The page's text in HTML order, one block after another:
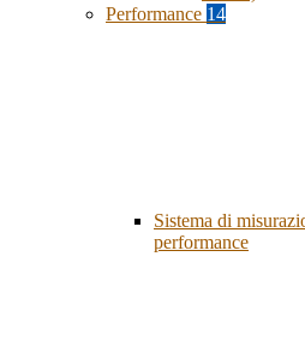
Performance 14
Sistema di
performance